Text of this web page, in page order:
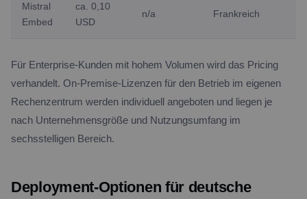
Mistral
Embed
ca. 0,10
USD
n/a Frankreich
Für Enterprise-Kunden mit hohem Volumen wird das Pricing
verhandelt. On-Premise-Lizenzen für den Betrieb im eigenen
Rechenzentrum werden individuell angeboten und liegen je
nach Unternehmensgröße und Nutzungsumfang im
sechsstelligen Bereich.
Deployment-Optionen für deutsche